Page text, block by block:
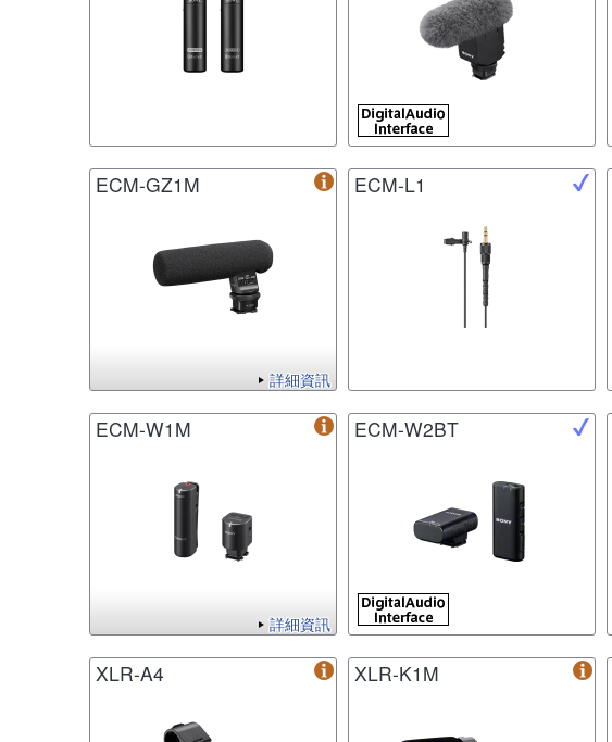
ECM-GZ1M
詳細資訊
ECM-L1
ECM-W1M
詳細資訊
ECM-W2BT
XLR-A4 XLR-K1M